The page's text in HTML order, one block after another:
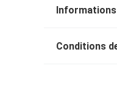
Informations
Conditions